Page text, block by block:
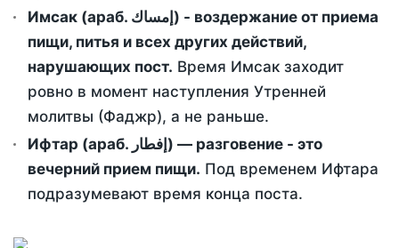
Имсак (араб. إمساك) - воздержание от приема
пищи, питья и всех других действий,
нарушающих пост. Время Имсак заходит
ровно в момент наступления Утренней
молитвы (Фаджр), а не раньше.
Ифтар (араб. إفطار) — разговение - это
вечерний прием пищи. Под временем Ифтара
подразумевают время конца поста.